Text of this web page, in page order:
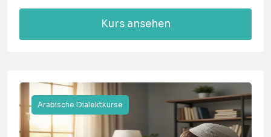
Kurs ansehen
Arabische Dialektkurse